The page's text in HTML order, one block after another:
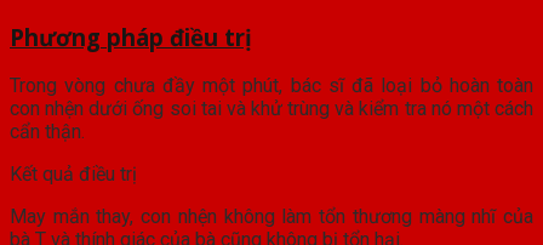
Phương pháp điều trị
Trong vòng chưa đầy một phút, bác sĩ đã loại bỏ hoàn toàn
con nhện dưới ống soi tai và khử trùng và kiểm tra nó một cách
cẩn thận.
Kết quả điều trị
May mắn thay, con nhện không làm tổn thương màng nhĩ của
bà T và thính giác của bà cũng không bị tổn hại.